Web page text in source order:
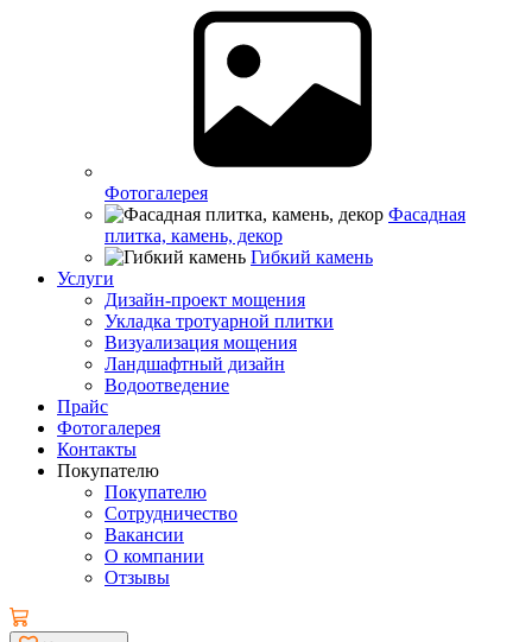
Фотогалерея
Фасадная
плитка, камень, декор
Гибкий камень
Услуги
Дизайн-проект мощения
Укладка тротуарной плитки
Визуализация мощения
Ландшафтный дизайн
Водоотведение
Прайс
Фотогалерея
Контакты
Покупателю
Покупателю
Сотрудничество
Вакансии
О компании
Отзывы